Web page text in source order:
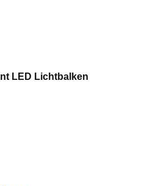
LED Lichtbalken